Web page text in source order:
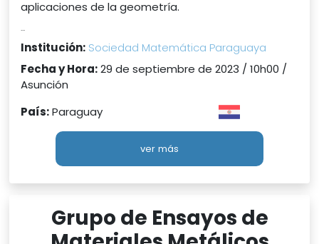
aplicaciones de la geometría.
...
Institución: Sociedad Matemática Paraguaya
Fecha y Hora:29 de septiembre de 2023 / 10h00 /
Asunción
País:Paraguay
ver más
Grupo de Ensayos de